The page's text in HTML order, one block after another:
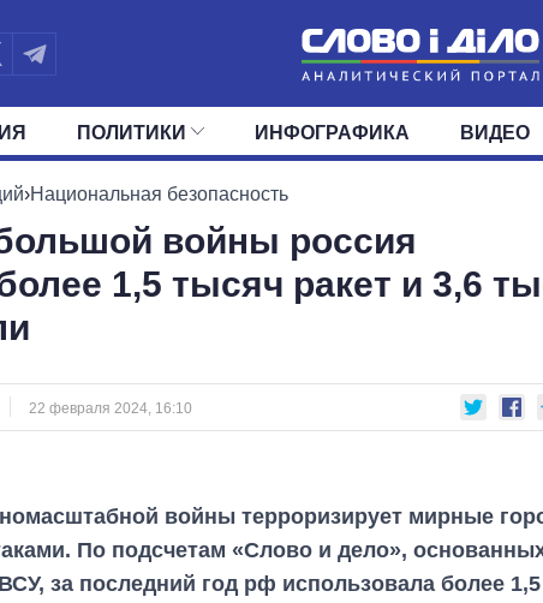
ЛЕНТА СОБЫТИЯ
ПОЛИТИКА ЭКОНОМИКА
ПОЛИТИКИ
ПРЕЗИДЕНТ И ОФИС ВЕРХОВНАЯ РАДА
ДЕПУТАТЫ КОМИТЕТЫ
ИНФОГРАФИКА ВИДЕО
›Национальная безопасность
войны россия
1,5 тысяч ракет и 3,6
22 февраля 2024, 16:10
войны терроризирует мирные
По подсчетам «Слово и дело»,
за последний год рф использовала более